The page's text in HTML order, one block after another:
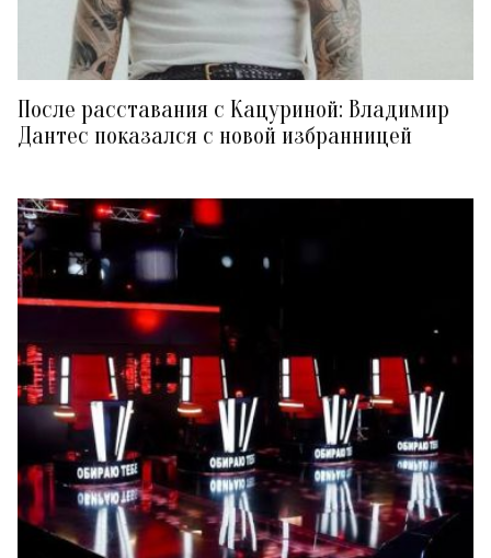
После расставания с Кацуриной: Владимир
Дантес показался с новой избранницей